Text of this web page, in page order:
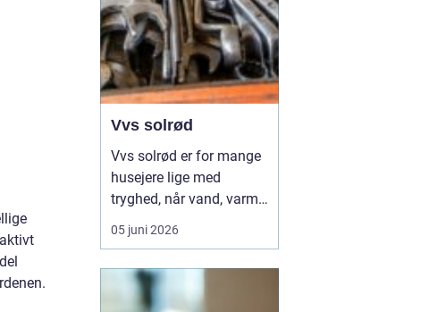
Vvs solrød
Vvs solrød er for mange
husejere lige med
tryghed, når vand, varme
eller kloak pludselig
driller. Området har en
som hjælper med alt fra
små reparationer til store
05 juni 2026